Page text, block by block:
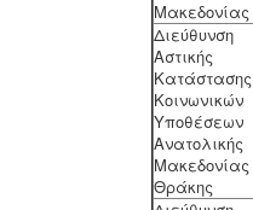
Μακεδονίας
Διεύθυνση
Αστικής
Κοινωνικών
Υποθέσεων
Ανατολικής
Μακεδονίας
Θράκης